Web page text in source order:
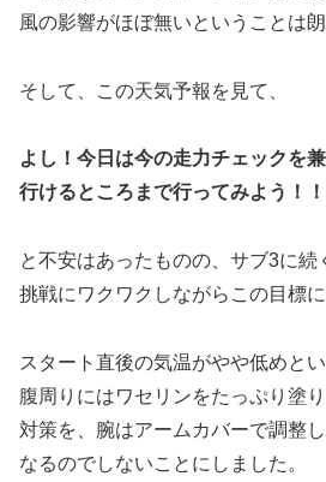
風の影響がほぼ無いということは
そして、この天気予報を見て、
よし！今日は今の走力チェックを
行けるところまで行ってみよう！！
と不安はあったものの、サブ3に続
挑戦にワクワクしながらこの目標に
スタート直後の気温がやや低めと
腹周りにはワセリンをたっぷり塗
対策を、腕はアームカバーで調整
なるのでしないことにしました。